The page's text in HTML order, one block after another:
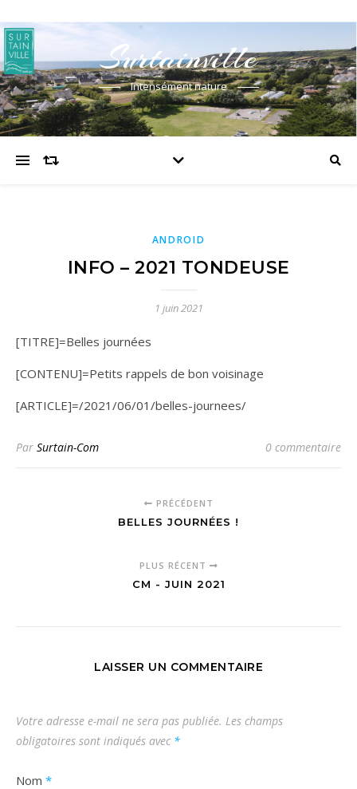
Surtainville
Intensément nature
ANDROID
INFO – 2021 TONDEUSE
1 juin 2021
[TITRE]=Belles journées
[CONTENU]=Petits rappels de bon voisinage
[ARTICLE]=/2021/06/01/belles-journees/
Par Surtain-Com 0 commentaire
PRÉCÉDENT
BELLES JOURNÉES !
PLUS RÉCENT
CM - JUIN 2021
LAISSER UN COMMENTAIRE
Votre adresse e-mail ne sera pas publiée. Les champs
obligatoires sont indiqués avec *
Nom *